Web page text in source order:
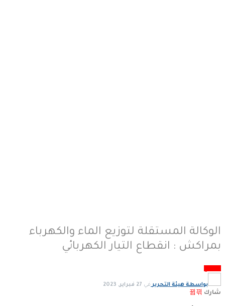
الوكالة المستقلة لتوزيع الماء والكهرباء
بمراكش : انقطاع التيار الكهربائي
بواسطة هيئة التحرير في 27 فبراير, 2023
شارك